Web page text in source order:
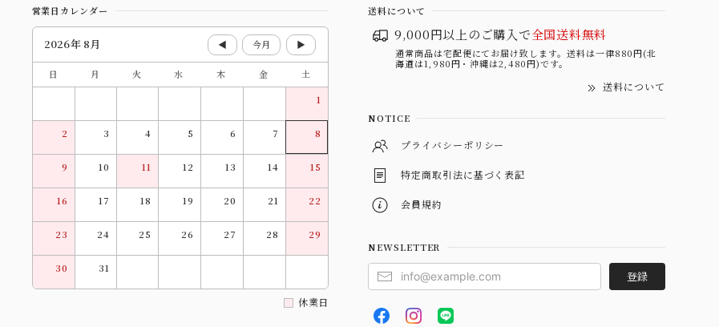
営業日カレンダー
2026年 8月 ◀ 今月 ▶
日 月 火 水 木 金
土
1
2 3 4 5 6 7 8
9 10 11 12 13 14 15
16 17 18 19 20 21 22
23 24 25 26 27 28 29
30 31
休業日
送料について
9,000円以上のご購入で全国送料無料
通常商品は宅配便にてお届け致します。送料は一律880円(北
海道は1,980円・沖縄は2,480円)です。
送料について
NOTICE
プライバシーポリシー
特定商取引法に基づく表記
会員規約
NEWSLETTER
登録